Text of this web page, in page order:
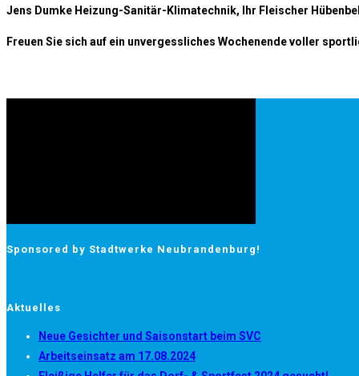
Jens Dumke Heizung-Sanitär-Klimatechnik, Ihr Fleischer
Freuen Sie sich auf ein unvergessliches Wochenende voller
Sponsored by Stadtwerke Neubrandenburg!
Aktuelles
Neue Gesichter und Saisonstart beim SVC
Arbeitseinsatz am 17.08.2024